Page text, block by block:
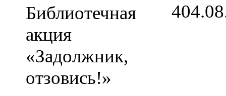
Библиотечная
акция
«Задолжник,
отзовись!»
4